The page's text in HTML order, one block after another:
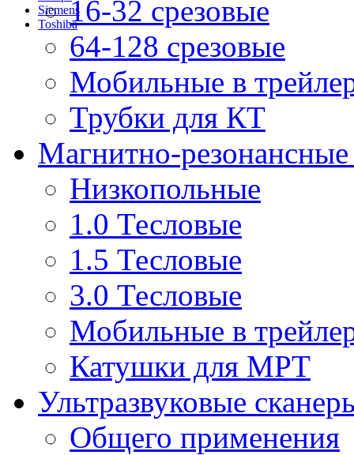
Siemens
Toshiba16-32 срезовые
64-128 срезовые
Мобильные в
Трубки для КТ
Магнитно-
Низкопольные
1.0 Тесловые
1.5 Тесловые
3.0 Тесловые
Мобильные в
Катушки для МРТ
Ультразвуковые
Общего применения